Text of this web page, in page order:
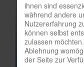
In eigener Sache-
Archivierte
ihnen sind
während andere
Nutzererfahrung
können selbst
zulassen
Ablehnung
der Seite zur